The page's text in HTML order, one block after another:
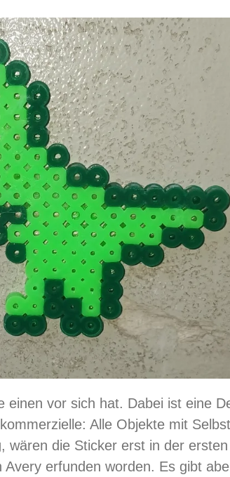
vor sich hat. Dabei ist eine
Alle Objekte mit
wären die Sticker erst in der
erfunden worden. Es gibt